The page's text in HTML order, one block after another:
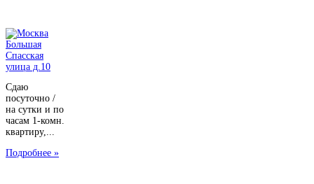
Сдаю
посуточно /
на сутки и по
часам 1-комн.
квартиру,...
Подробнее »